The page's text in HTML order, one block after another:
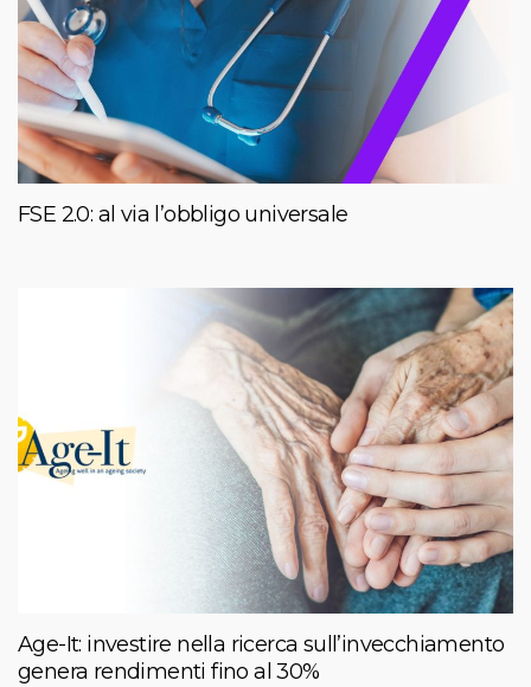
FSE 2.0: al via l’obbligo universale
Age-It: investire nella ricerca sull’invecchiamento
genera rendimenti fino al 30%